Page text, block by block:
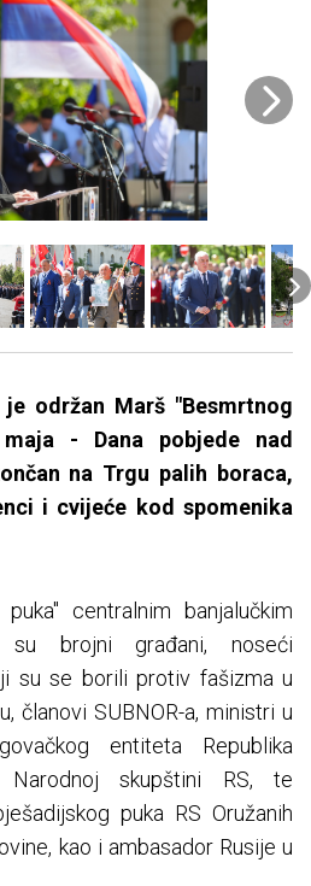
održan Marš "Besmrtnog
- Dana pobjede nad
na Trgu palih boraca,
i cvijeće kod spomenika
centralnim banjalučkim
su brojni građani, noseći
su se borili protiv fašizma u
članovi SUBNOR-a, ministri u
entiteta Republika
skupštini RS, te
puka RS Oružanih
kao i ambasador Rusije u